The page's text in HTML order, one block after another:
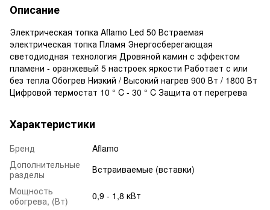
Описание
Электрическая топка Aflamo Led 50 Встраемая
электрическая топка Пламя Энергосберегающая
светодиодная технология Дровяной камин с эффектом
пламени - оранжевый 5 настроек яркости Работает с или
без тепла Обогрев Низкий / Высокий нагрев 900 Вт / 1800 Вт
Цифровой термостат 10 ° C - 30 ° C Защита от перегрева
Характеристики
Бренд
Aflamo
Дополнительные
разделы
Встраиваемые (вставки)
Мощность
обогрева, (Вт)
0,9 - 1,8 кВт